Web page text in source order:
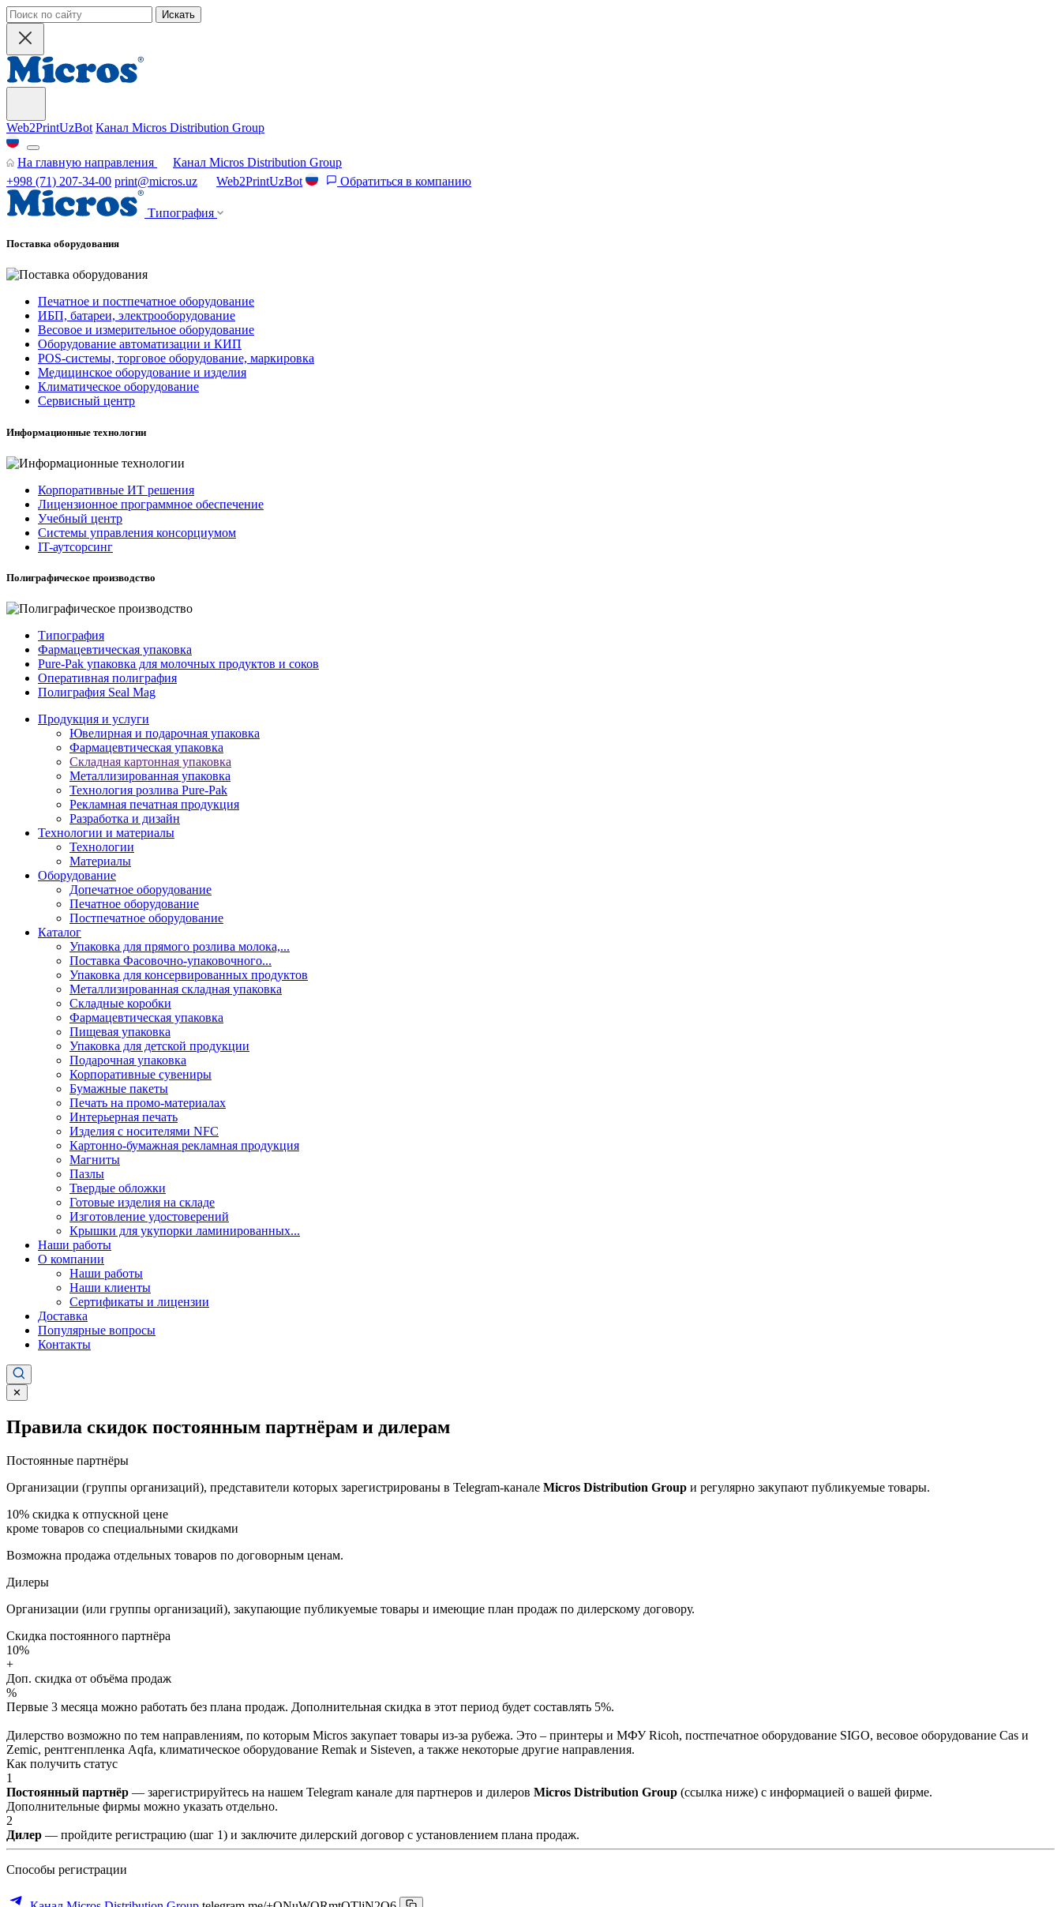
Искать
Web2PrintUzBot Канал Micros Distribution Group
На главную направления
Канал Micros Distribution Group
+998 (71) 207-34-00 print@micros.uz Web2PrintUzBot Обратиться в компанию
Типография
Поставка оборудования
Печатное и постпечатное оборудование
ИБП, батареи, электрооборудование
Весовое и измерительное оборудование
Оборудование автоматизации и КИП
POS-системы, торговое оборудование, маркировка
Медицинское оборудование и изделия
Климатическое оборудование
Сервисный центр
Информационные технологии
Корпоративные ИТ решения
Лицензионное программное обеспечение
Учебный центр
Системы управления консорциумом
IT-аутсорсинг
Полиграфическое производство
Типография
Фармацевтическая упаковка
Pure-Pak упаковка для молочных продуктов и соков
Оперативная полиграфия
Полиграфия Seal Mag
Продукция и услуги
Ювелирная и подарочная упаковка
Фармацевтическая упаковка
Складная картонная упаковка
Металлизированная упаковка
Технология розлива Pure-Pak
Рекламная печатная продукция
Разработка и дизайн
Технологии и материалы
Технологии
Материалы
Оборудование
Допечатное оборудование
Печатное оборудование
Постпечатное оборудование
Каталог
Упаковка для прямого розлива молока,...
Поставка Фасовочно-упаковочного...
Упаковка для консервированных продуктов
Металлизированная складная упаковка
Складные коробки
Фармацевтическая упаковка
Пищевая упаковка
Упаковка для детской продукции
Подарочная упаковка
Корпоративные сувениры
Бумажные пакеты
Печать на промо-материалах
Интерьерная печать
Изделия с носителями NFC
Картонно-бумажная рекламная продукция
Магниты
Пазлы
Твердые обложки
Готовые изделия на складе
Изготовление удостоверений
Крышки для укупорки ламинированных...
Наши работы
О компании
Наши работы
Наши клиенты
Сертификаты и лицензии
Доставка
Популярные вопросы
Контакты
✕
Правила скидок постоянным партнёрам и дилерам
Постоянные партнёры
Организации (группы организаций), представители которых зарегистрированы в Telegram-канале Micros Distribution Group и регулярно закупают публикуемые товары.
10% скидка к отпускной цене
кроме товаров со специальными скидками
Возможна продажа отдельных товаров по договорным ценам.
Дилеры
Организации (или группы организаций), закупающие публикуемые товары и имеющие план продаж по дилерскому договору.
Скидка постоянного партнёра
10%
+
Доп. скидка от объёма продаж
%
Первые 3 месяца можно работать без плана продаж. Дополнительная скидка в этот период будет составлять 5%.
Дилерство возможно по тем направлениям, по которым Micros закупает товары из-за рубежа. Это – принтеры и МФУ Ricoh, постпечатное оборудование SIGO, весовое оборудование Cas и
Zemic, рентгенпленка Aqfa, климатическое оборудование Remak и Sisteven, а также некоторые другие направления.
Как получить статус
1
Постоянный партнёр — зарегистрируйтесь на нашем Telegram канале для партнеров и дилеров Micros Distribution Group (ссылка ниже) с информацией о вашей фирме.
Дополнительные фирмы можно указать отдельно.
2
Дилер — пройдите регистрацию (шаг 1) и заключите дилерский договор с установлением плана продаж.
Способы регистрации